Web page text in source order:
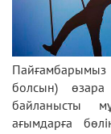
болсын) өзара
байланысты
ағымдарға